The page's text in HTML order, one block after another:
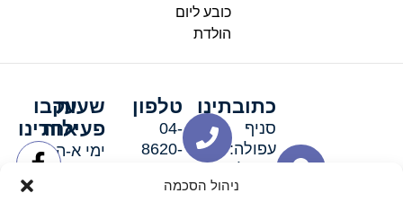
ניהול הסכמה
כובע ליום
הולדת
כתובתינו
סניף
עפולה:
סניף מגדל
טלפון
04-
8620-
שעות
פעילות
ימי א-ה:
עקבו
אחרינו